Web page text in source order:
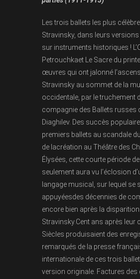
Les trois ballets les plus
Stravinsky, dans leurs
sur instruments historiques !
Petrouchkaet Le Sacre du
œuvres qui ont jalonné
Stravinsky au sommet de la
occidentale, par le truchement
compagnie des Ballets russes
Diaghilev. Des succès
premiers ballets au scandale
de lacréation au Théâtre des
Élysées, cette courte période
seulement aura vu l’éclosion
langage musical, sur lequel se
appuyéesdes décennies de
encore bien après la
Stravinsky.Cent ans après leur
Siècles produisaient des
remarqués de la presse
internationale de ces trois
version originale. Factures des